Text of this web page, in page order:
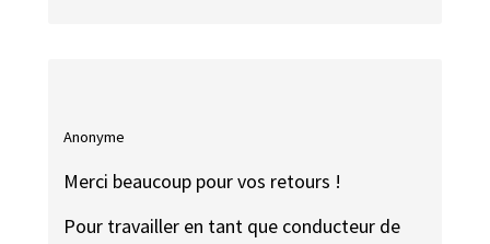
Anonyme
Merci beaucoup pour vos retours !
Pour travailler en tant que conducteur de